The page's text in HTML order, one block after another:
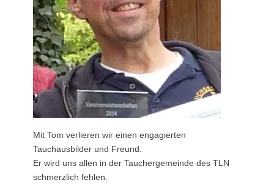
Mit Tom verlieren wir einen engagierten
Tauchausbilder und Freund.
Er wird uns allen in der Tauchergemeinde des TLN
schmerzlich fehlen.